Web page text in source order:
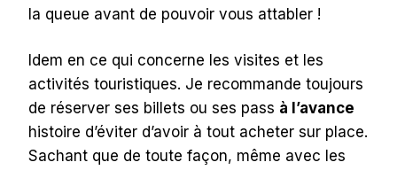
la queue avant de pouvoir vous attabler !
Idem en ce qui concerne les visites et les
activités touristiques. Je recommande toujours
de réserver ses billets ou ses pass à l’avance
histoire d’éviter d’avoir à tout acheter sur place.
Sachant que de toute façon, même avec les